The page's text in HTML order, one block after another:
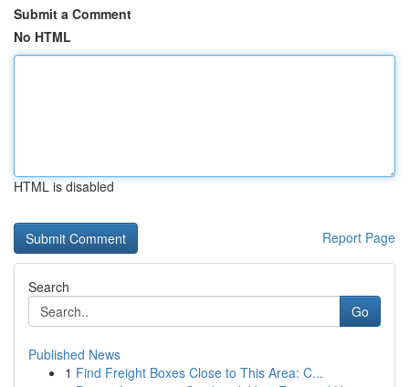
Submit a Comment
No HTML
HTML is disabled
Report Page
Search
Go
Published News
1 Find Freight Boxes Close to This Area: C...